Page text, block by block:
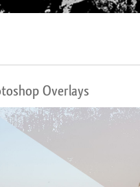
Overlays